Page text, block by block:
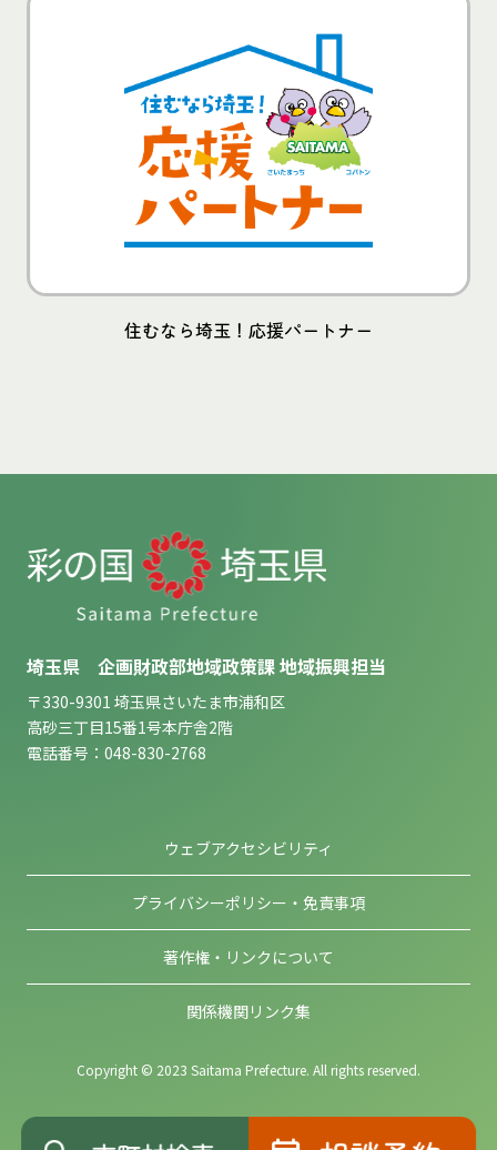
住むなら埼玉！応援パートナー
埼玉県 企画財政部地域政策課 地域振興担当
〒330-9301 埼玉県さいたま市浦和区
高砂三丁目15番1号本庁舎2階
電話番号：048-830-2768
ウェブアクセシビリティ
プライバシーポリシー・免責事項
著作権・リンクについて
関係機関リンク集
Copyright © 2023 Saitama Prefecture. All rights reserved.